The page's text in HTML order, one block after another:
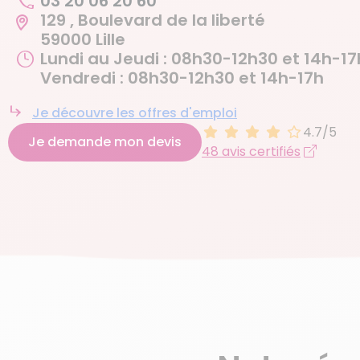
129 , Boulevard de la liberté
59000 Lille
Lundi au Jeudi : 08h30-12h30 et 14h-
Vendredi : 08h30-12h30 et 14h-17h
Je découvre les offres d'emploi
Je demande mon devis
4.7/5
48 avis certifiés